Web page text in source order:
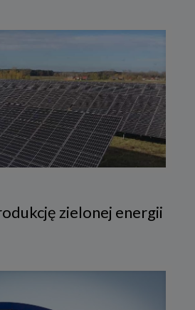
zielonej energii